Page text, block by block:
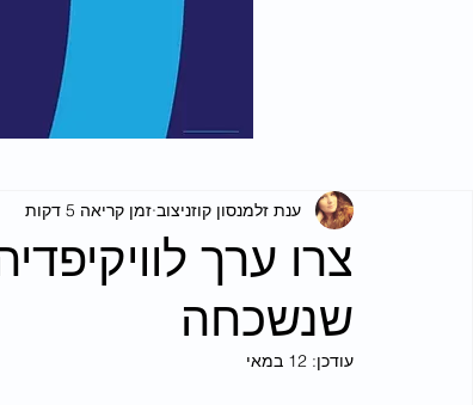
צרו ערך
שנשכחה
ענת זלמנסון קוזניצוב זמן קריאה 5 דקות
עודכן: 12 במאי